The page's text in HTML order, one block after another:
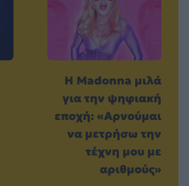
Η Madonna μιλά
για την ψηφιακή
εποχή: «Αρνούμαι
να μετρήσω την
τέχνη μου με
αριθμούς»